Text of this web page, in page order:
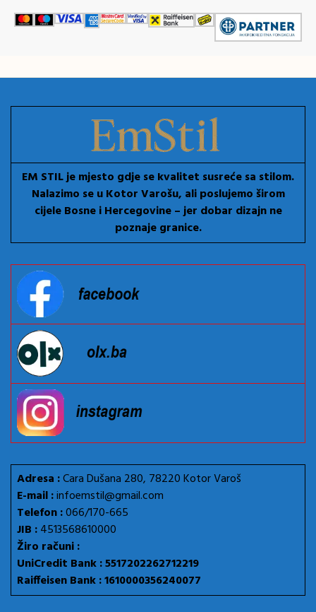
EM STIL je mjesto gdje se kvalitet susreće sa stilom.
Nalazimo se u Kotor Varošu, ali poslujemo širom
cijele Bosne i Hercegovine – jer dobar dizajn ne
poznaje granice.
Adresa :Cara Dušana 280, 78220 Kotor Varoš
E-mail :infoemstil@gmail.com
Telefon :066/170-665
JIB :4513568610000
Žiro računi :
UniCredit Bank : 5517202262712219
Raiffeisen Bank : 1610000356240077